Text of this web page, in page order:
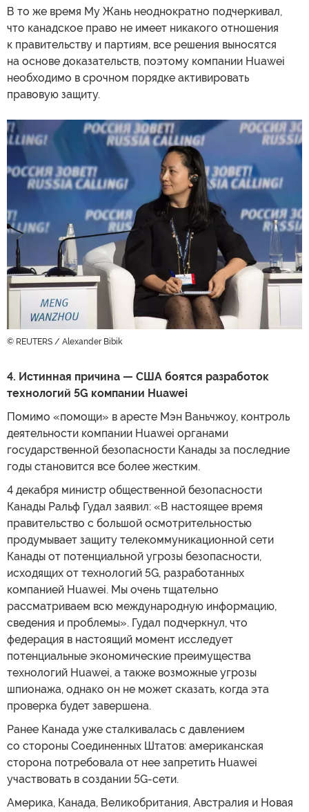
В то же время Му Жань неоднократно подчеркивал,
что канадское право не имеет никакого отношения
к правительству и партиям, все решения выносятся
на основе доказательств, поэтому компании Huawei
необходимо в срочном порядке активировать
правовую защиту.
© REUTERS / Alexander Bibik
4. Истинная причина — США боятся разработок
технологий 5G компании Huawei
Помимо «помощи» в аресте Мэн Ваньчжоу, контроль
деятельности компании Huawei органами
государственной безопасности Канады за последние
годы становится все более жестким.
4 декабря министр общественной безопасности
Канады Ральф Гудал заявил: «В настоящее время
правительство с большой осмотрительностью
продумывает защиту телекоммуникационной сети
Канады от потенциальной угрозы безопасности,
исходящих от технологий 5G, разработанных
компанией Huawei. Мы очень тщательно
рассматриваем всю международную информацию,
сведения и проблемы». Гудал подчеркнул, что
федерация в настоящий момент исследует
потенциальные экономические преимущества
технологий Huawei, а также возможные угрозы
шпионажа, однако он не может сказать, когда эта
проверка будет завершена.
Ранее Канада уже сталкивалась с давлением
со стороны Соединенных Штатов: американская
сторона потребовала от нее запретить Huawei
участвовать в создании 5G-сети.
Америка, Канада, Великобритания, Австралия и Новая